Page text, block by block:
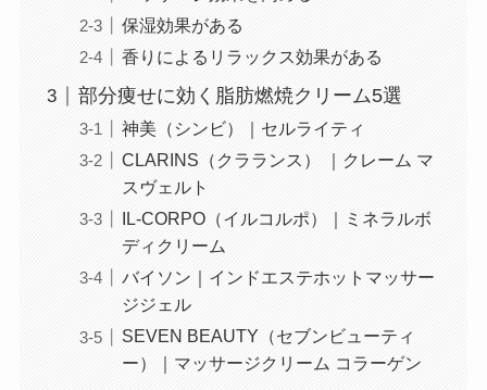
保湿効果がある
香りによるリラックス効果がある
部分痩せに効く脂肪燃焼クリーム5選
神美（シンビ）｜セルライティ
CLARINS（クラランス） ｜クレーム マ
スヴェルト
IL-CORPO（イルコルポ）｜ミネラルボ
ディクリーム
バイソン｜インドエステホットマッサー
ジジェル
SEVEN BEAUTY（セブンビューティ
ー）｜マッサージクリーム コラーゲン